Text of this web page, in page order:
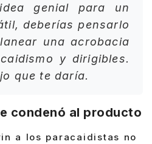
genial para un
deberías pensarlo
una acrobacia
y dirigibles.
que te daría.
condenó al producto
a los paracaidistas no